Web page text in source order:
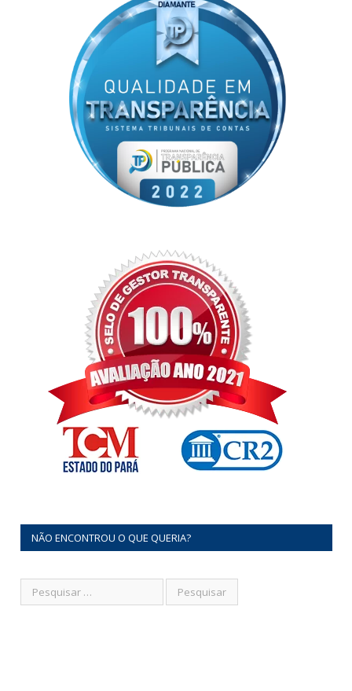
NÃO ENCONTROU O QUE QUERIA?